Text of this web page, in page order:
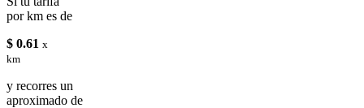
por km es de
$ 0.61 x
km
y recorres un
aproximado de